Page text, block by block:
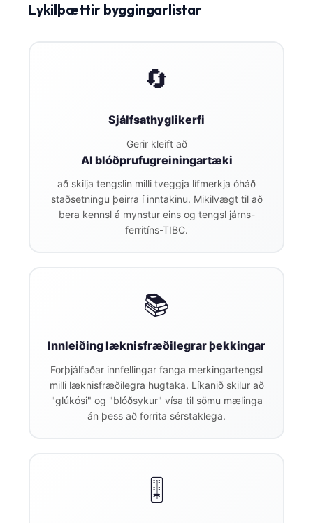
Lykilþættir byggingarlistar
🔄
Sjálfsathyglikerfi
Gerir kleift að
AI blóðprufugreiningartæki
að skilja tengslin milli tveggja lífmerkja óháð
staðsetningu þeirra í inntakinu. Mikilvægt til að
bera kennsl á mynstur eins og tengsl járns-
ferritíns-TIBC.
📚
Innleiðing læknisfræðilegrar þekkingar
Forþjálfaðar innfellingar fanga merkingartengsl
milli læknisfræðilegra hugtaka. Líkanið skilur að
"glúkósi" og "blóðsykur" vísa til sömu mælinga
án þess að forrita sérstaklega.
🎚️
Tiếng Việt
Tagalog
ဗမာစာ
Català
Қазақ тілі
සිංහල